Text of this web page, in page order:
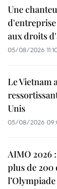
Une
aux droits
05/08/2026
Le Vietnam
Unis
05/08/2026
AIMO 2026
plus de